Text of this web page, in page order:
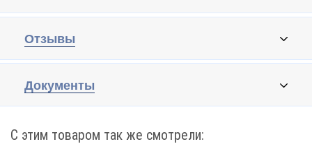
Отзывы
Документы
С этим товаром так же смотрели: